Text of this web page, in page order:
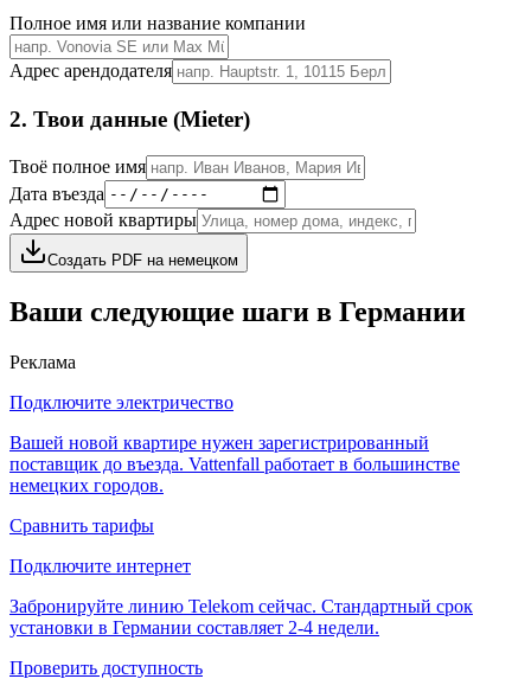
Полное имя или название компании
Адрес арендодателя
2. Твои данные (Mieter)
Твоё полное имя
Дата въезда
Адрес новой квартиры
Создать PDF на немецком
Ваши следующие шаги в Германии
Реклама
Подключите электричество
Вашей новой квартире нужен зарегистрированный
поставщик до въезда. Vattenfall работает в большинстве
немецких городов.
Сравнить тарифы
Подключите интернет
Забронируйте линию Telekom сейчас. Стандартный срок
установки в Германии составляет 2-4 недели.
Проверить доступность